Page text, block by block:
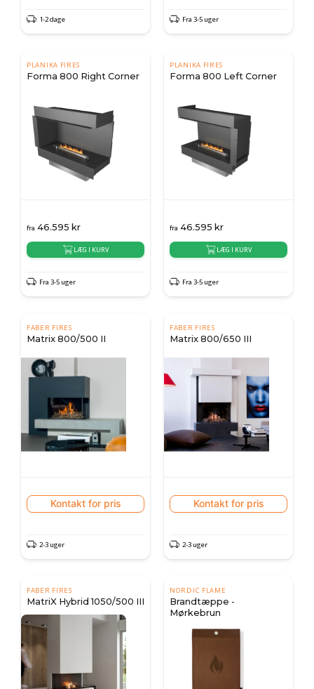
1-2 dage Fra 3-5 uger
PLANIKA FIRES
Forma 800 Right Corner
fra 46.595 kr
LÆG I KURV
Fra 3-5 uger
PLANIKA FIRES
Forma 800 Left Corner
fra 46.595 kr
LÆG I KURV
Fra 3-5 uger
FABER FIRES
Matrix 800/500 II
Kontakt for pris
2-3 uger
FABER FIRES
Matrix 800/650 III
Kontakt for pris
2-3 uger
FABER FIRES
MatriX Hybrid 1050/500 III
NORDIC FLAME
Brandtæppe -
Mørkebrun